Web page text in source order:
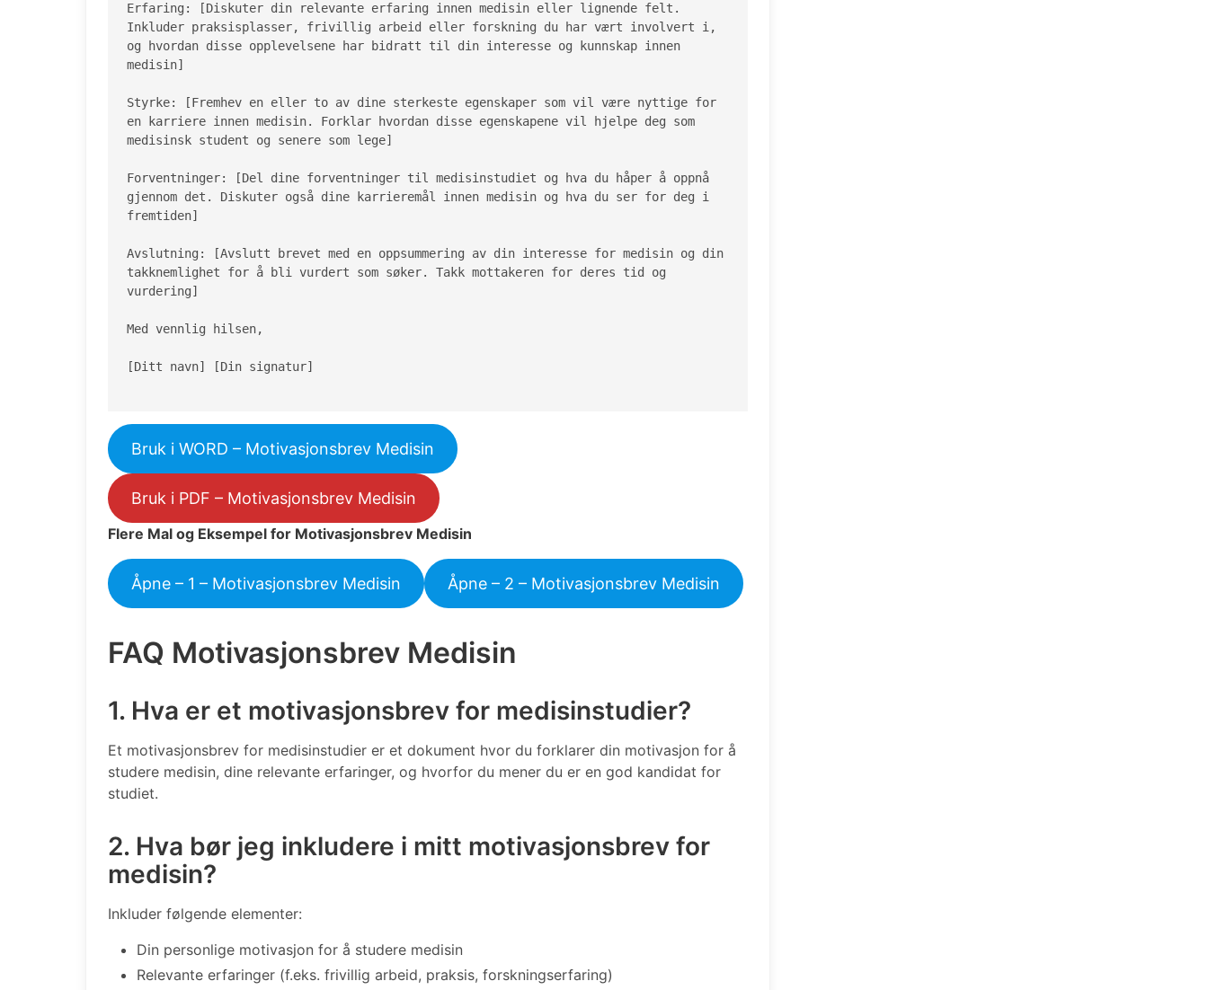
Erfaring: [Diskuter din relevante erfaring innen medisin eller lignende felt.
Inkluder praksisplasser, frivillig arbeid eller forskning du har vært involvert i,
og hvordan disse opplevelsene har bidratt til din interesse og kunnskap innen
medisin]
Styrke: [Fremhev en eller to av dine sterkeste egenskaper som vil være nyttige for
en karriere innen medisin. Forklar hvordan disse egenskapene vil hjelpe deg som
medisinsk student og senere som lege]
Forventninger: [Del dine forventninger til medisinstudiet og hva du håper å oppnå
gjennom det. Diskuter også dine karrieremål innen medisin og hva du ser for deg i
fremtiden]
Avslutning: [Avslutt brevet med en oppsummering av din interesse for medisin og din
takknemlighet for å bli vurdert som søker. Takk mottakeren for deres tid og
vurdering]
Med vennlig hilsen,
[Ditt navn] [Din signatur]
Bruk i WORD – Motivasjonsbrev Medisin
Bruk i PDF – Motivasjonsbrev Medisin
Flere Mal og Eksempel for Motivasjonsbrev Medisin
Åpne – 1 – Motivasjonsbrev Medisin Åpne – 2 – Motivasjonsbrev Medisin
FAQ Motivasjonsbrev Medisin
1. Hva er et motivasjonsbrev for medisinstudier?
Et motivasjonsbrev for medisinstudier er et dokument hvor du forklarer din motivasjon for å
studere medisin, dine relevante erfaringer, og hvorfor du mener du er en god kandidat for
studiet.
2. Hva bør jeg inkludere i mitt motivasjonsbrev for
medisin?
Inkluder følgende elementer:
Din personlige motivasjon for å studere medisin
Relevante erfaringer (f.eks. frivillig arbeid, praksis, forskningserfaring)